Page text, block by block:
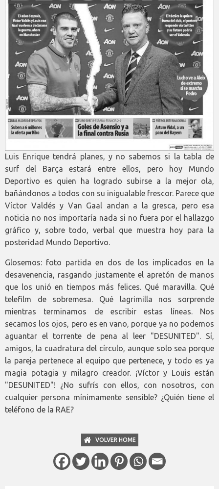
Luis Enrique tendrá planes, y no sabemos si la tabla de
surf del Barça estará entre ellos, pero hoy Mundo
Deportivo es quien ha logrado subirse a la mejor ola,
bañándonos a todos con su inigualable frescor. Parece que
Víctor Valdés y Van Gaal andan a la gresca, pero esa
noticia no nos importaría nada si no fuera por el hallazgo
gráfico y, sobre todo, verbal que muestra hoy para la
posteridad Mundo Deportivo.
Glosemos: foto partida en dos de los implicados en la
desavenencia, rasgando justamente el apretón de manos
que los unió en tiempos más felices. Qué maravilla. Qué
telefilm de sobremesa. Qué lagrimilla nos sorprende
mientras terminamos de escribir estas líneas. Nos
secamos los ojos, pero es en vano, porque ya no podemos
aguantar el torrente de pena al leer "DESUNITED". Sí,
amigos, la cuadratura del círculo, aunque solo sea porque
la pareja pertenece al equipo que pertenece, y todo es ya
magia potagia y milagro creador. ¡Víctor y Louis están
"DESUNITED"! ¿No sufrís con ellos, con nosotros, con
cualquier persona mínimamente sensible? ¿Quién tiene el
teléfono de la RAE?
VOLVER HOME